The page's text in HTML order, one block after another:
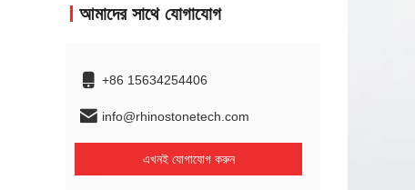
আমাদের সাথে যোগাযোগ
+86 15634254406
info@rhinostonetech.com
এখনই যোগাযোগ করুন